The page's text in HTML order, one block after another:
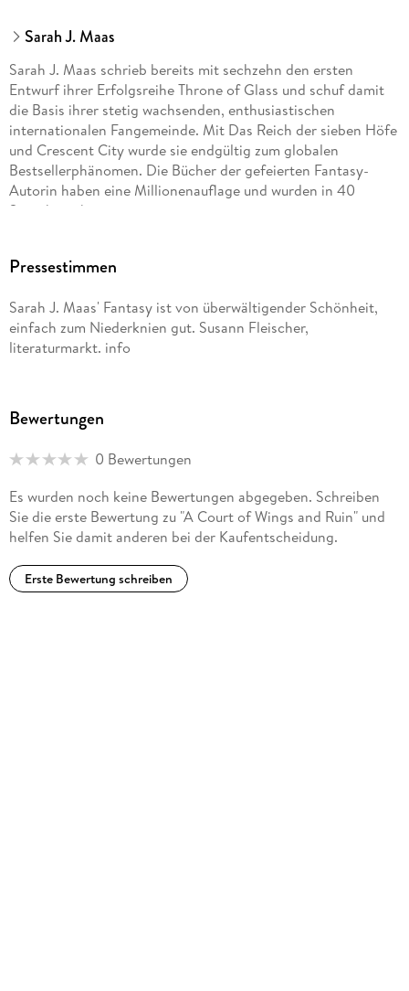
Sarah J. Maas
Sarah J. Maas schrieb bereits mit sechzehn den ersten
Entwurf ihrer Erfolgsreihe Throne of Glass und schuf damit
die Basis ihrer stetig wachsenden, enthusiastischen
internationalen Fangemeinde. Mit Das Reich der sieben Höfe
und Crescent City wurde sie endgültig zum globalen
Bestsellerphänomen. Die Bücher der gefeierten Fantasy-
Autorin haben eine Millionenauflage und wurden in 40
Sprachen übersetzt.
Pressestimmen
Sarah J. Maas' Fantasy ist von überwältigender Schönheit,
einfach zum Niederknien gut. Susann Fleischer,
literaturmarkt. info
Bewertungen
0 Bewertungen
Es wurden noch keine Bewertungen abgegeben. Schreiben
Sie die erste Bewertung zu "A Court of Wings and Ruin" und
helfen Sie damit anderen bei der Kaufentscheidung.
Erste Bewertung schreiben